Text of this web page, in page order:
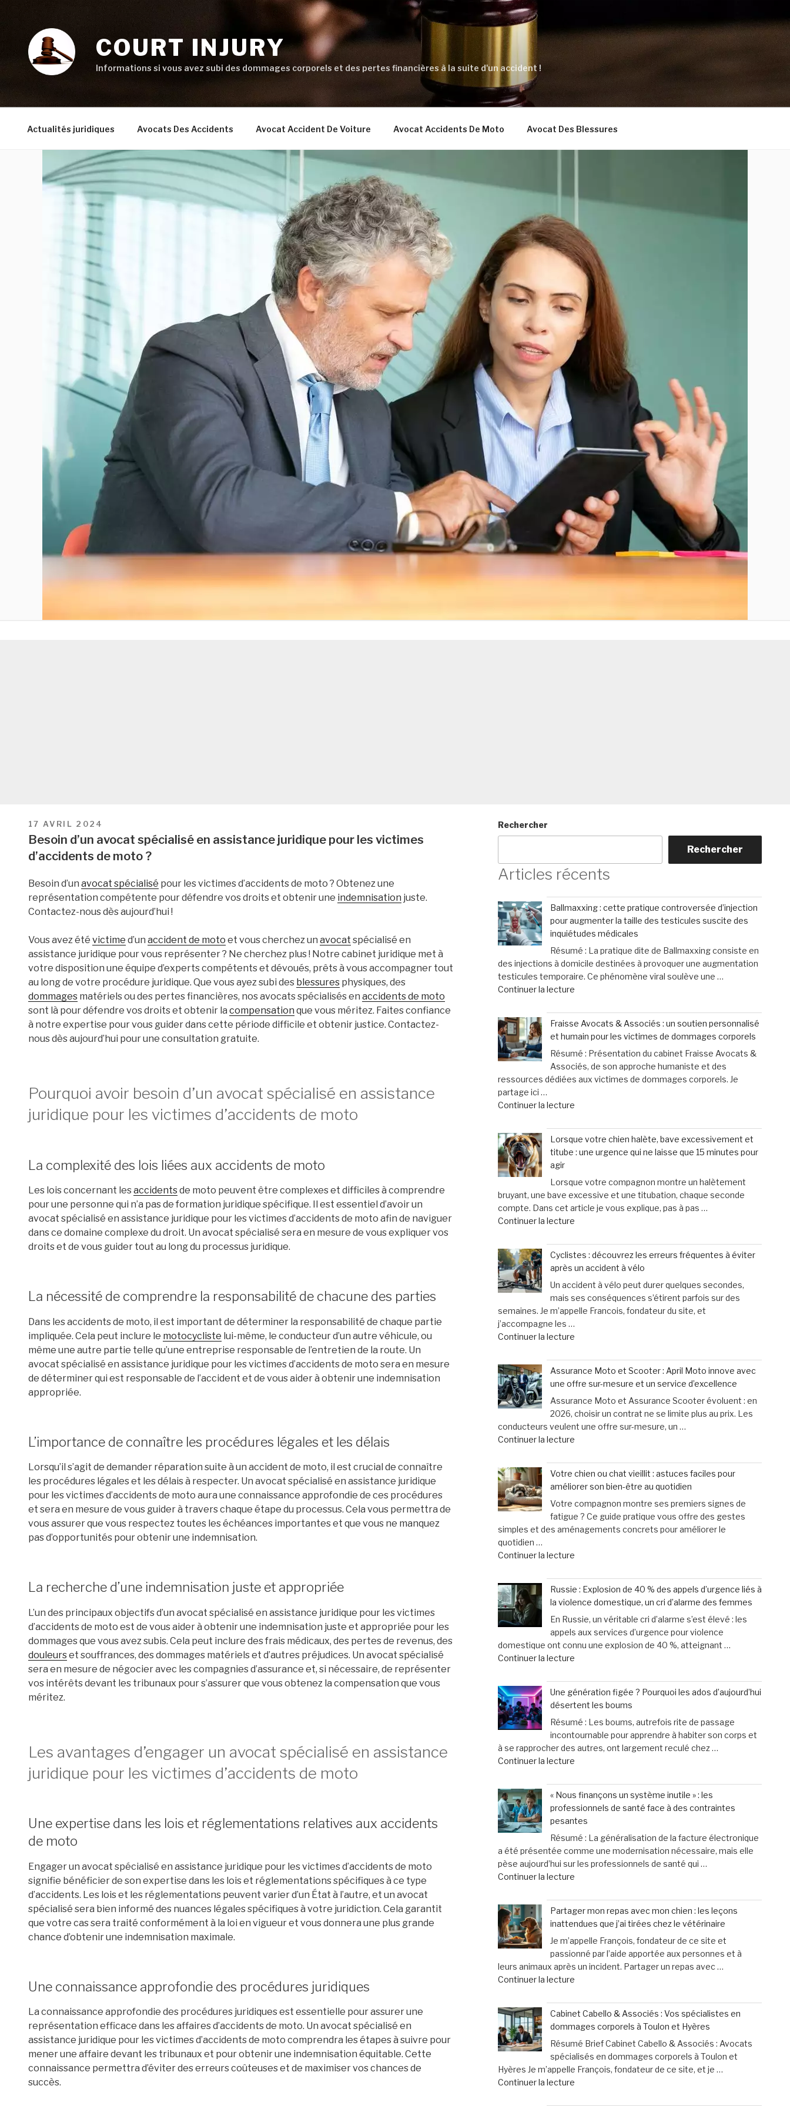
contenu
principal
COURT INJURY
Informations si vous avez subi des dommages corporels et des pertes financières à la suite d'un accident !
Actualités juridiques Avocats Des Accidents Avocat Accident De Voiture Avocat Accidents De Moto Avocat Des Blessures
PUBLIÉ
LE
17 AVRIL 2024
Besoin d’un avocat spécialisé en assistance juridique pour les victimes
d’accidents de moto ?
Besoin d’un avocat spécialisé pour les victimes d’accidents de moto ? Obtenez une
représentation compétente pour défendre vos droits et obtenir une indemnisation juste.
Contactez-nous dès aujourd’hui !
Vous avez été victime d’un accident de moto et vous cherchez un avocat spécialisé en
assistance juridique pour vous représenter ? Ne cherchez plus ! Notre cabinet juridique met à
votre disposition une équipe d’experts compétents et dévoués, prêts à vous accompagner tout
au long de votre procédure juridique. Que vous ayez subi des blessures physiques, des
dommages matériels ou des pertes financières, nos avocats spécialisés en accidents de moto
sont là pour défendre vos droits et obtenir la compensation que vous méritez. Faites confiance
à notre expertise pour vous guider dans cette période difficile et obtenir justice. Contactez-
nous dès aujourd’hui pour une consultation gratuite.
Pourquoi avoir besoin d’un avocat spécialisé en assistance
juridique pour les victimes d’accidents de moto
La complexité des lois liées aux accidents de moto
Les lois concernant lesaccidentsde moto peuvent être complexes et difficiles à comprendre
pour une personne qui n’a pas de formation juridique spécifique. Il est essentiel d’avoir un
avocat spécialisé en assistance juridique pour les victimes d’accidents de moto afin de naviguer
dans ce domaine complexe du droit. Un avocat spécialisé sera en mesure de vous expliquer vos
droits et de vous guider tout au long du processus juridique.
La nécessité de comprendre la responsabilité de chacune des parties
Dans les accidents de moto, il est important de déterminer la responsabilité de chaque partie
impliquée. Cela peut inclure le motocycliste lui-même, le conducteur d’un autre véhicule, ou
même une autre partie telle qu’une entreprise responsable de l’entretien de la route. Un
avocat spécialisé en assistance juridique pour les victimes d’accidents de moto sera en mesure
de déterminer qui est responsable de l’accident et de vous aider à obtenir une indemnisation
appropriée.
L’importance de connaître les procédures légales et les délais
Lorsqu’il s’agit de demander réparation suite à un accident de moto, il est crucial de connaître
les procédures légales et les délais à respecter. Un avocat spécialisé en assistance juridique
pour les victimes d’accidents de moto aura une connaissance approfondie de ces procédures
et sera en mesure de vous guider à travers chaque étape du processus. Cela vous permettra de
vous assurer que vous respectez toutes les échéances importantes et que vous ne manquez
pas d’opportunités pour obtenir une indemnisation.
La recherche d’une indemnisation juste et appropriée
L’un des principaux objectifs d’un avocat spécialisé en assistance juridique pour les victimes
d’accidents de moto est de vous aider à obtenir une indemnisation juste et appropriée pour les
dommages que vous avez subis. Cela peut inclure des frais médicaux, des pertes de revenus, des
douleurset souffrances, des dommages matériels et d’autres préjudices. Un avocat spécialisé
sera en mesure de négocier avec les compagnies d’assurance et, si nécessaire, de représenter
vos intérêts devant les tribunaux pour s’assurer que vous obtenez la compensation que vous
méritez.
Les avantages d’engager un avocat spécialisé en assistance
juridique pour les victimes d’accidents de moto
Une expertise dans les lois et réglementations relatives aux accidents
de moto
Engager un avocat spécialisé en assistance juridique pour les victimes d’accidents de moto
signifie bénéficier de son expertise dans les lois et réglementations spécifiques à ce type
d’accidents. Les lois et les réglementations peuvent varier d’un État à l’autre, et un avocat
spécialisé sera bien informé des nuances légales spécifiques à votre juridiction. Cela garantit
que votre cas sera traité conformément à la loi en vigueur et vous donnera une plus grande
chance d’obtenir une indemnisation maximale.
Une connaissance approfondie des procédures juridiques
La connaissance approfondie des procédures juridiques est essentielle pour assurer une
représentation efficace dans les affaires d’accidents de moto. Un avocat spécialisé en
assistance juridique pour les victimes d’accidents de moto comprendra les étapes à suivre pour
mener une affaire devant les tribunaux et pour obtenir une indemnisation équitable. Cette
connaissance permettra d’éviter des erreurs coûteuses et de maximiser vos chances de
succès.
Rechercher
Rechercher
Articles récents
Ballmaxxing : cette pratique controversée d’injection
pour augmenter la taille des testicules suscite des
inquiétudes médicales
Résumé : La pratique dite de Ballmaxxing consiste en
des injections à domicile destinées à provoquer une augmentation
testicules temporaire. Ce phénomène viral soulève une …
Continuer la lecturede
:
cette
pratique
controversée
d’injection
pour
la
des
testicules
suscite
inquiétudes
médicales »
Fraisse Avocats & Associés : un soutien personnalisé
et humain pour les victimes de dommages corporels
Résumé : Présentation du cabinet Fraisse Avocats &
Associés, de son approche humaniste et des
ressources dédiées aux victimes de dommages corporels. Je
partage ici …
Continuer la lecturede
Avocats
&
Associés
un
soutien
personnalisé
et
pour
les
victimes
de
dommages
corporels »
Lorsque votre chien halète, bave excessivement et
titube : une urgence qui ne laisse que 15 minutes pour
agir
Lorsque votre compagnon montre un halètement
bruyant, une bave excessive et une titubation, chaque seconde
compte. Dans cet article je vous explique, pas à pas …
Continuer la lecturede
votre
chien
halète,
bave
excessivement
et
titube
:
urgence
qui
ne
laisse
que
15
minutes
agir »
Cyclistes : découvrez les erreurs fréquentes à éviter
après un accident à vélo
Un accident à vélo peut durer quelques secondes,
mais ses conséquences s’étirent parfois sur des
semaines. Je m’appelle Francois, fondateur du site, et
j’accompagne les …
Continuer la lecturede
:
découvrez
les
erreurs
fréquentes
à
éviter
un
accident
à
vélo »
Assurance Moto et Scooter : April Moto innove avec
une offre sur-mesure et un service d’excellence
Assurance Moto et Assurance Scooter évoluent : en
2026, choisir un contrat ne se limite plus au prix. Les
conducteurs veulent une offre sur-mesure, un …
Continuer la lecturede
Moto
et
Scooter
:
April
Moto
avec
offre
sur-
mesure
et
un
service
d’excellence »
Votre chien ou chat vieillit : astuces faciles pour
améliorer son bien-être au quotidien
Votre compagnon montre ses premiers signes de
fatigue ? Ce guide pratique vous offre des gestes
simples et des aménagements concrets pour améliorer le
quotidien …
Continuer la lecturede
chien
ou
chat
vieillit
:
astuces
faciles
améliorer
son
bien-
être
au
quotidien »
Russie : Explosion de 40 % des appels d’urgence liés à
la violence domestique, un cri d’alarme des femmes
En Russie, un véritable cri d’alarme s’est élevé : les
appels aux services d’urgence pour violence
domestique ont connu une explosion de 40 %, atteignant …
Continuer la lecturede
:
Explosion
de
40
%
des
appels
liés
à
la
violence
domestique,
un
cri
d’alarme
femmes »
Une génération figée ? Pourquoi les ados d’aujourd’hui
désertent les boums
Résumé : Les boums, autrefois rite de passage
incontournable pour apprendre à habiter son corps et
à se rapprocher des autres, ont largement reculé chez …
Continuer la lecturede
génération
figée
?
Pourquoi
les
ados
d’aujourd’hui
désertent
boums »
« Nous finançons un système inutile » : les
professionnels de santé face à des contraintes
pesantes
Résumé : La généralisation de la facture électronique
a été présentée comme une modernisation nécessaire, mais elle
pèse aujourd’hui sur les professionnels de santé qui …
Continuer la lecturede
Nous
finançons
un
système
inutile
»
:
professionnels
de
santé
face
à
des
contraintes
Partager mon repas avec mon chien : les leçons
inattendues que j’ai tirées chez le vétérinaire
Je m’appelle François, fondateur de ce site et
passionné par l’aide apportée aux personnes et à
leurs animaux après un incident. Partager un repas avec …
Continuer la lecturede
mon
repas
avec
mon
chien
:
les
Cabinet Cabello & Associés : Vos spécialistes en
dommages corporels à Toulon et Hyères
Résumé Brief Cabinet Cabello & Associés : Avocats
spécialisés en dommages corporels à Toulon et
Hyères Je m’appelle François, fondateur de ce site, et je …
Continuer la lecturede